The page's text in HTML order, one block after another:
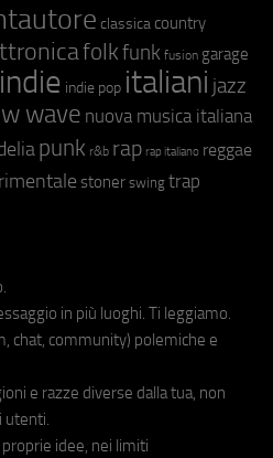
classica country
folkfunk fusion garage
indie indie pop italiani jazz
wave nuova musica italiana
punk r&b rap rap italiano reggae
stoner swing trap
in più luoghi. Ti leggiamo.
chat, community) polemiche e
e razze diverse dalla tua, non
utenti.
idee, nei limiti